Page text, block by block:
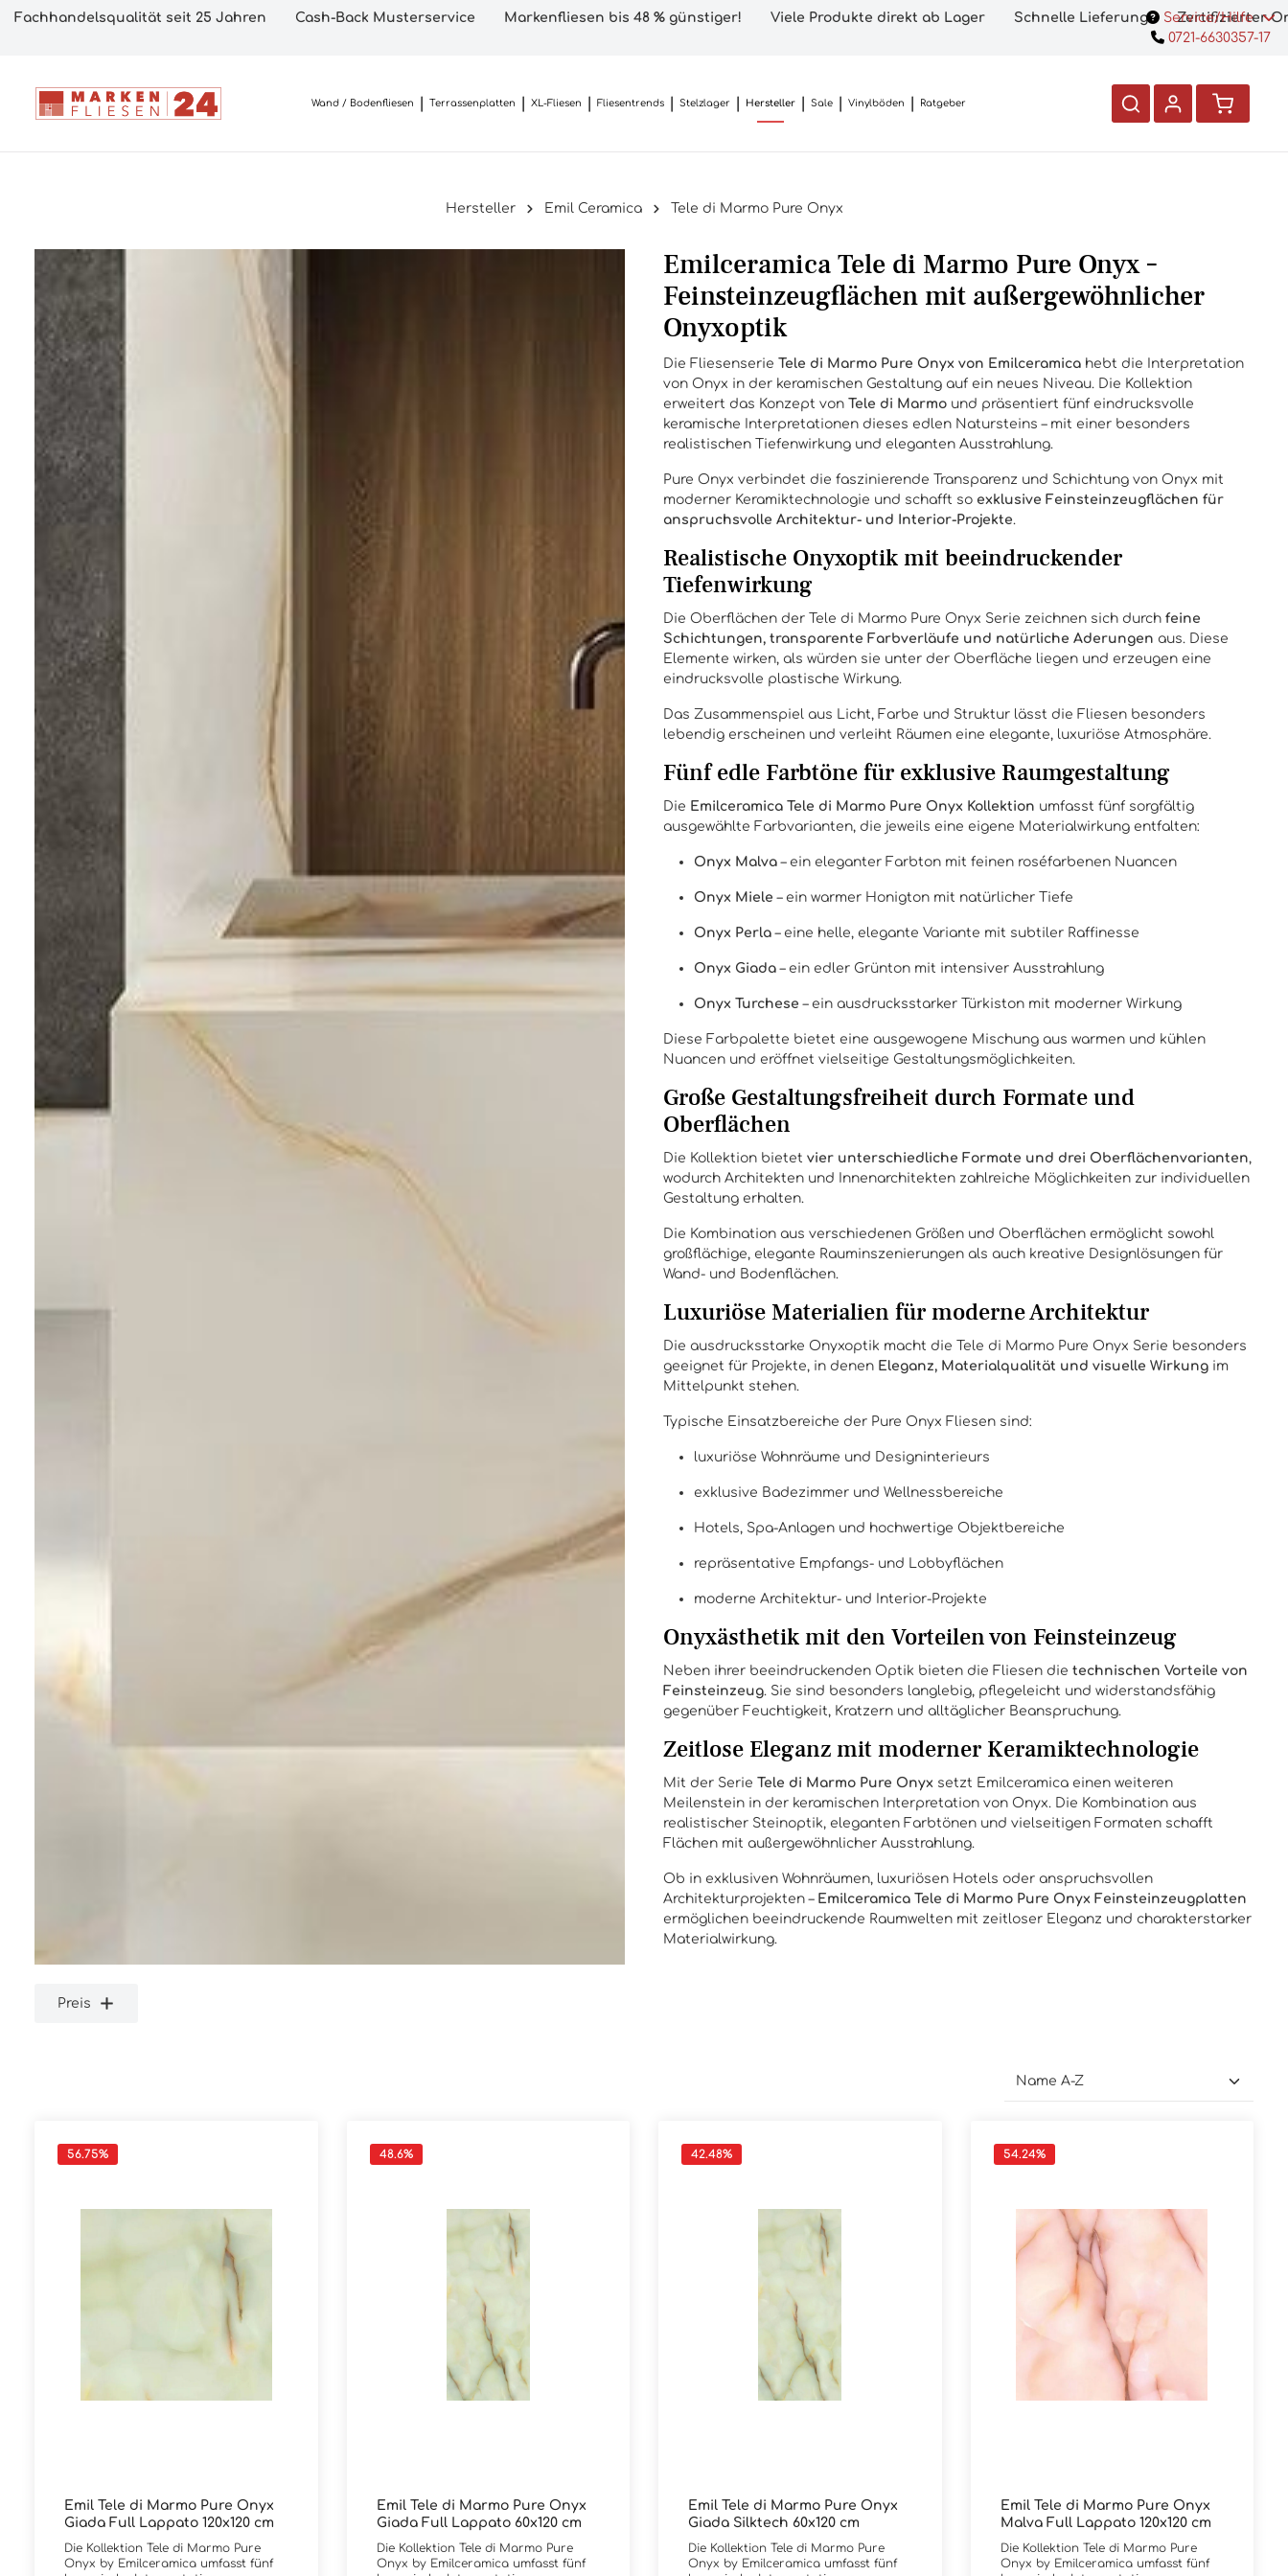
Fachhandelsqualität seit 25 Jahren Cash-Back Musterservice Markenfliesen bis 48 % günstiger! Viele Produkte direkt ab Lager Schnelle Lieferung Zertifizierter
Service/Hilfe
0721-6630357-17
Wand / Bodenfliesen Terrassenplatten XL-Fliesen Fliesentrends Stelzlager Hersteller Sale Vinylböden Ratgeber
Hersteller Emil Ceramica Tele di Marmo Pure Onyx
Emilceramica Tele di Marmo Pure Onyx –
Feinsteinzeugflächen mit außergewöhnlicher
Onyxoptik
Die Fliesenserie Tele di Marmo Pure Onyx von Emilceramica hebt die Interpretation
von Onyx in der keramischen Gestaltung auf ein neues Niveau. Die Kollektion
erweitert das Konzept von Tele di Marmo und präsentiert fünf eindrucksvolle
keramische Interpretationen dieses edlen Natursteins – mit einer besonders
realistischen Tiefenwirkung und eleganten Ausstrahlung.
Pure Onyx verbindet die faszinierende Transparenz und Schichtung von Onyx mit
moderner Keramiktechnologie und schafft so exklusive Feinsteinzeugflächen für
anspruchsvolle Architektur- und Interior-Projekte.
Realistische Onyxoptik mit beeindruckender
Tiefenwirkung
Die Oberflächen der Tele di Marmo Pure Onyx Serie zeichnen sich durch feine
Schichtungen, transparente Farbverläufe und natürliche Aderungen aus. Diese
Elemente wirken, als würden sie unter der Oberfläche liegen und erzeugen eine
eindrucksvolle plastische Wirkung.
Das Zusammenspiel aus Licht, Farbe und Struktur lässt die Fliesen besonders
lebendig erscheinen und verleiht Räumen eine elegante, luxuriöse Atmosphäre.
Fünf edle Farbtöne für exklusive Raumgestaltung
Die Emilceramica Tele di Marmo Pure Onyx Kollektion umfasst fünf sorgfältig
ausgewählte Farbvarianten, die jeweils eine eigene Materialwirkung entfalten:
Onyx Malva – ein eleganter Farbton mit feinen roséfarbenen Nuancen
Onyx Miele – ein warmer Honigton mit natürlicher Tiefe
Onyx Perla – eine helle, elegante Variante mit subtiler Raffinesse
Onyx Giada – ein edler Grünton mit intensiver Ausstrahlung
Onyx Turchese – ein ausdrucksstarker Türkiston mit moderner Wirkung
Diese Farbpalette bietet eine ausgewogene Mischung aus warmen und kühlen
Nuancen und eröffnet vielseitige Gestaltungsmöglichkeiten.
Große Gestaltungsfreiheit durch Formate und
Oberflächen
Die Kollektion bietet vier unterschiedliche Formate und drei Oberflächenvarianten,
wodurch Architekten und Innenarchitekten zahlreiche Möglichkeiten zur individuellen
Gestaltung erhalten.
Die Kombination aus verschiedenen Größen und Oberflächen ermöglicht sowohl
großflächige, elegante Rauminszenierungen als auch kreative Designlösungen für
Wand- und Bodenflächen.
Luxuriöse Materialien für moderne Architektur
Die ausdrucksstarke Onyxoptik macht die Tele di Marmo Pure Onyx Serie besonders
geeignet für Projekte, in denen Eleganz, Materialqualität und visuelle Wirkung im
Mittelpunkt stehen.
Typische Einsatzbereiche der Pure Onyx Fliesen sind:
luxuriöse Wohnräume und Designinterieurs
exklusive Badezimmer und Wellnessbereiche
Hotels, Spa-Anlagen und hochwertige Objektbereiche
repräsentative Empfangs- und Lobbyflächen
moderne Architektur- und Interior-Projekte
Onyxästhetik mit den Vorteilen von Feinsteinzeug
Neben ihrer beeindruckenden Optik bieten die Fliesen die technischen Vorteile von
Feinsteinzeug. Sie sind besonders langlebig, pflegeleicht und widerstandsfähig
gegenüber Feuchtigkeit, Kratzern und alltäglicher Beanspruchung.
Zeitlose Eleganz mit moderner Keramiktechnologie
Mit der Serie Tele di Marmo Pure Onyx setzt Emilceramica einen weiteren
Meilenstein in der keramischen Interpretation von Onyx. Die Kombination aus
realistischer Steinoptik, eleganten Farbtönen und vielseitigen Formaten schafft
Flächen mit außergewöhnlicher Ausstrahlung.
Ob in exklusiven Wohnräumen, luxuriösen Hotels oder anspruchsvollen
Architekturprojekten – Emilceramica Tele di Marmo Pure Onyx Feinsteinzeugplatten
ermöglichen beeindruckende Raumwelten mit zeitloser Eleganz und charakterstarker
Materialwirkung.
Preis
56.75%
Emil Tele di Marmo Pure Onyx
Giada Full Lappato 120x120 cm
Die Kollektion Tele di Marmo Pure
Onyx by Emilceramica umfasst fünf
48.6%
Emil Tele di Marmo Pure Onyx
Giada Full Lappato 60x120 cm
Die Kollektion Tele di Marmo Pure
Onyx by Emilceramica umfasst fünf
42.48%
Emil Tele di Marmo Pure Onyx
Giada Silktech 60x120 cm
Die Kollektion Tele di Marmo Pure
Onyx by Emilceramica umfasst fünf
54.24%
Emil Tele di Marmo Pure Onyx
Malva Full Lappato 120x120 cm
Die Kollektion Tele di Marmo Pure
Onyx by Emilceramica umfasst fünf